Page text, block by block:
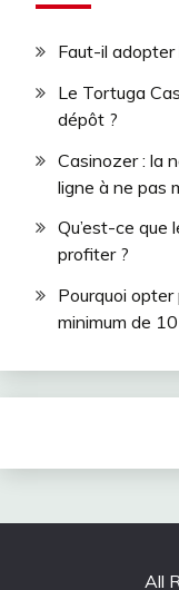
Faut-il adopter
Le Tortuga
dépôt ?
Casinozer : la
ligne à ne pas
Qu’est-ce que
profiter ?
Pourquoi
minimum de
All